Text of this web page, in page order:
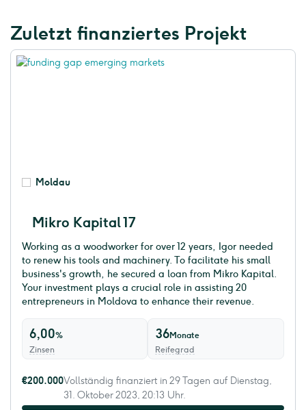
Zuletzt finanziertes Projekt
Moldau
Mikro Kapital 17
Working as a woodworker for over 12 years, Igor needed
to renew his tools and machinery. To facilitate his small
business's growth, he secured a loan from Mikro Kapital.
Your investment plays a crucial role in assisting 20
entrepreneurs in Moldova to enhance their revenue.
6,00%
Zinsen
36Monate
Reifegrad
€200.000Vollständig finanziert in 29 Tagen auf Dienstag,
31. Oktober 2023, 20:13 Uhr.